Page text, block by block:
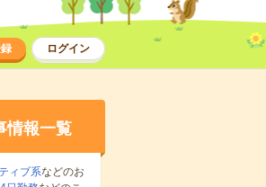
ログイン
情報一覧
ィブ系などのお